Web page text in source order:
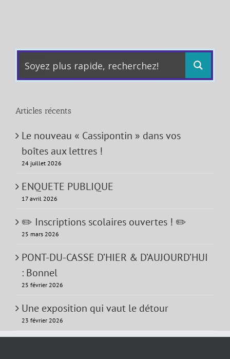
Articles récents
Le nouveau « Cassipontin » dans vos
boîtes aux lettres !
24 juillet 2026
ENQUETE PUBLIQUE
17 avril 2026
✏️ Inscriptions scolaires ouvertes ! ✏️
25 mars 2026
PONT-DU-CASSE D’HIER & D’AUJOURD’HUI
: Bonnel
25 février 2026
Une exposition qui vaut le détour
23 février 2026